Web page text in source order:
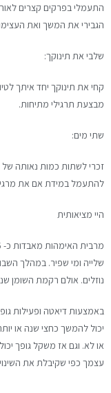
התעמלי בפרקים קצרים
הגבירי את המשך ואת
שלבי את תינוקך:
קחי את תינוקך יחד איתך
מבצעת תרגילי מתיחות.
שתי מים:
זכרי לשתות כמות נאותה של
להתעמל במידת אם את
היי מציאותית
שלייה ומי שפיר. במהלך
נוזלים. אולם רקמת השומן
באמצעות דיאטה ופעילות
יכול להמשך כחצי שנה או
או לא. וגם אז משקל גופך
עצמך כפי שקיבלת את